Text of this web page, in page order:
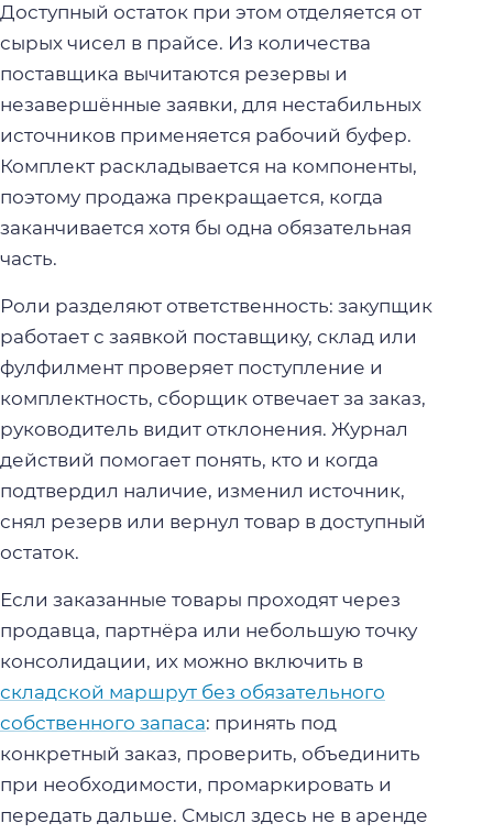
Доступный остаток при этом отделяется от
сырых чисел в прайсе. Из количества
поставщика вычитаются резервы и
незавершённые заявки, для нестабильных
источников применяется рабочий буфер.
Комплект раскладывается на компоненты,
поэтому продажа прекращается, когда
заканчивается хотя бы одна обязательная
часть.
Роли разделяют ответственность: закупщик
работает с заявкой поставщику, склад или
фулфилмент проверяет поступление и
комплектность, сборщик отвечает за заказ,
руководитель видит отклонения. Журнал
действий помогает понять, кто и когда
подтвердил наличие, изменил источник,
снял резерв или вернул товар в доступный
остаток.
Если заказанные товары проходят через
продавца, партнёра или небольшую точку
консолидации, их можно включить в
складской маршрут без обязательного
собственного запаса: принять под
конкретный заказ, проверить, объединить
при необходимости, промаркировать и
передать дальше. Смысл здесь не в аренде